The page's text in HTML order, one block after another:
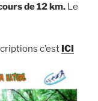
de 12 km. Le
c’est ICI